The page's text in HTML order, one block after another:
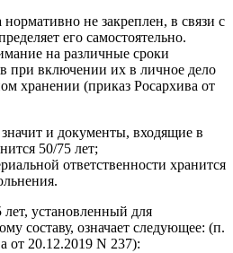
не закреплен, в связи с
его самостоятельно.
на различные сроки
при включении их в личное дело
хранении (приказ Росархива от
и документы, входящие в
50/75 лет;
ответственности хранится
установленный для
составу, означает следующее: (п.
от 20.12.2019 N 237):